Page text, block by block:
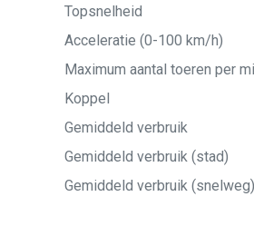
Topsnelheid
Acceleratie (0-100 km/h)
Maximum aantal toeren per
Koppel
Gemiddeld verbruik
Gemiddeld verbruik (stad)
Gemiddeld verbruik (snelweg)